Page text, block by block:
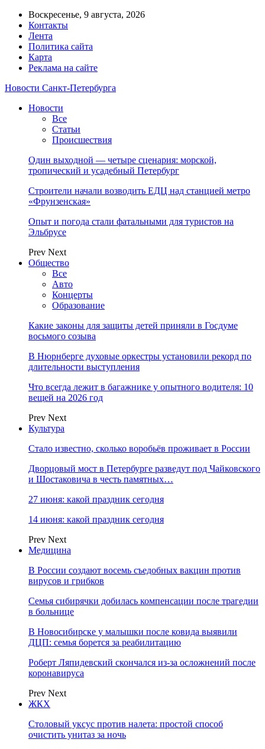
Воскресенье, 9 августа, 2026
Контакты
Лента
Политика сайта
Карта
Реклама на сайте
Новости Санкт-Петербурга
Новости
Все
Статьи
Происшествия
Один выходной — четыре сценария: морской,
тропический и усадебный Петербург
Строители начали возводить ЕДЦ над станцией метро
«Фрунзенская»
Опыт и погода стали фатальными для туристов на
Эльбрусе
Prev Next
Общество
Все
Авто
Концерты
Образование
Какие законы для защиты детей приняли в Госдуме
восьмого созыва
В Нюрнберге духовые оркестры установили рекорд по
длительности выступления
Что всегда лежит в багажнике у опытного водителя: 10
вещей на 2026 год
Prev Next
Культура
Стало известно, сколько воробьёв проживает в России
Дворцовый мост в Петербурге разведут под Чайковского
и Шостаковича в честь памятных…
27 июня: какой праздник сегодня
14 июня: какой праздник сегодня
Prev Next
Медицина
В России создают восемь съедобных вакцин против
вирусов и грибков
Семья сибирячки добилась компенсации после трагедии
в больнице
В Новосибирске у малышки после ковида выявили
ДЦП: семья борется за реабилитацию
Роберт Ляпидевский скончался из-за осложнений после
коронавируса
Prev Next
ЖКХ
Столовый уксус против налета: простой способ
очистить унитаз за ночь